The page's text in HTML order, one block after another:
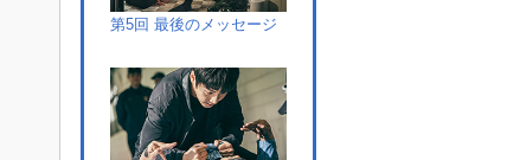
第5回 最後のメッセージ